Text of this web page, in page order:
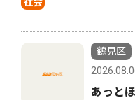
社会
鶴見区
あっと